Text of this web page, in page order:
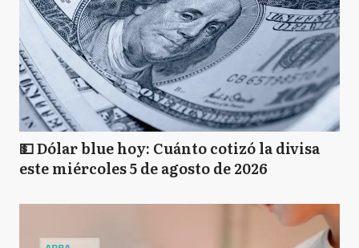
💵 Dólar blue hoy: Cuánto cotizó la divisa
este miércoles 5 de agosto de 2026